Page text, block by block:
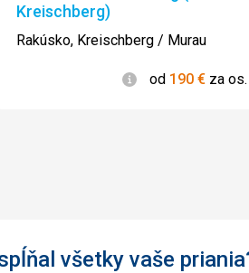
Kreischberg)
Rakúsko, Kreischberg / Murau
Informácie
od 190 € za os.
všetky vaše